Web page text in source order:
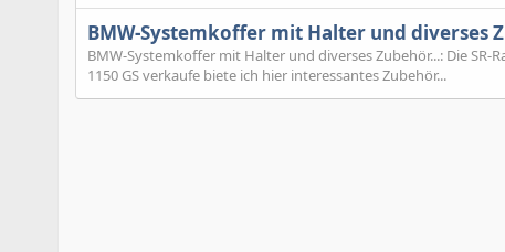
BMW-Systemkoffer mit Halter und diverses
BMW-Systemkoffer mit Halter und diverses Zubehör...: Die
1150 GS verkaufe biete ich hier interessantes Zubehör...